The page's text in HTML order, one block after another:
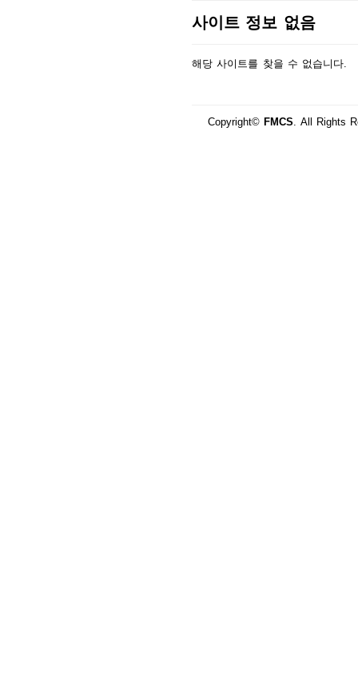
사이트 정보 없음
해당 사이트를 찾을 수 없습니다.
Copyright© FMCS. All Rights